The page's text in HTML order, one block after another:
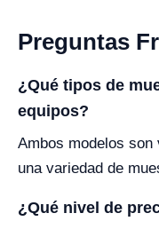
Preguntas
¿Qué tipos de
equipos?
Ambos modelos
una variedad de
¿Qué nivel de